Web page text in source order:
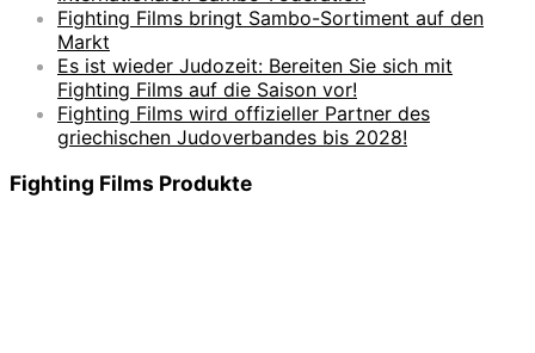
Fighting Films bringt Sambo-Sortiment auf den
Markt
Es ist wieder Judozeit: Bereiten Sie sich mit
Fighting Films auf die Saison vor!
Fighting Films wird offizieller Partner des
griechischen Judoverbandes bis 2028!
Fighting Films Produkte